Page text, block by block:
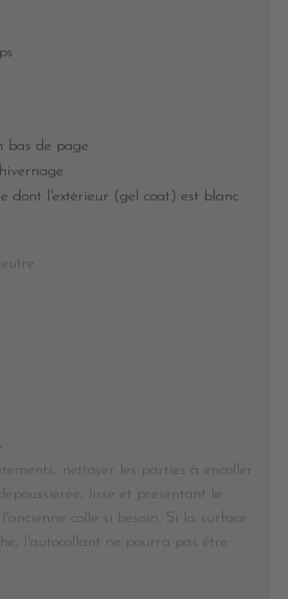
bas de page
dont l'extérieur (gel coat) est blanc
:
nettoyer les parties à encoller
lisse et présentant le
colle si besoin. Si la surface
l'autocollant ne pourra pas être